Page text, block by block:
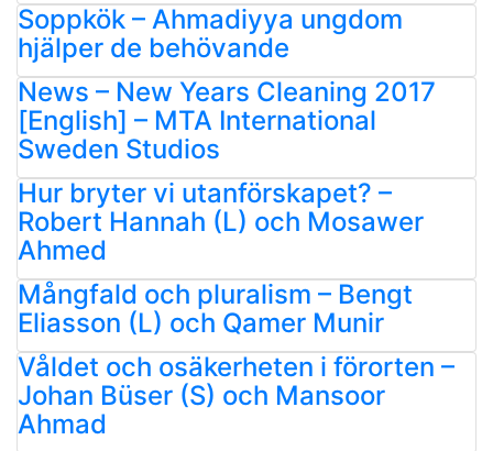
Soppkök – Ahmadiyya ungdom
hjälper de behövande
News – New Years Cleaning 2017
[English] – MTA International
Sweden Studios
Hur bryter vi utanförskapet? –
Robert Hannah (L) och Mosawer
Ahmed
Mångfald och pluralism – Bengt
Eliasson (L) och Qamer Munir
Våldet och osäkerheten i förorten –
Johan Büser (S) och Mansoor
Ahmad